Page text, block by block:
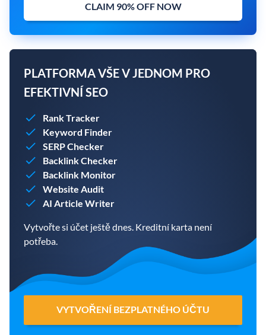
CLAIM 90% OFF NOW
PLATFORMA VŠE V JEDNOM PRO
EFEKTIVNÍ SEO
Rank Tracker
Keyword Finder
SERP Checker
Backlink Checker
Backlink Monitor
Website Audit
AI Article Writer
Vytvořte si účet ještě dnes. Kreditní karta není
potřeba.
VYTVOŘENÍ BEZPLATNÉHO ÚČTU